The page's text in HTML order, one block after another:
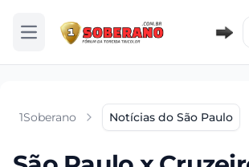
Abrir menu
1Soberano Notícias do São Paulo